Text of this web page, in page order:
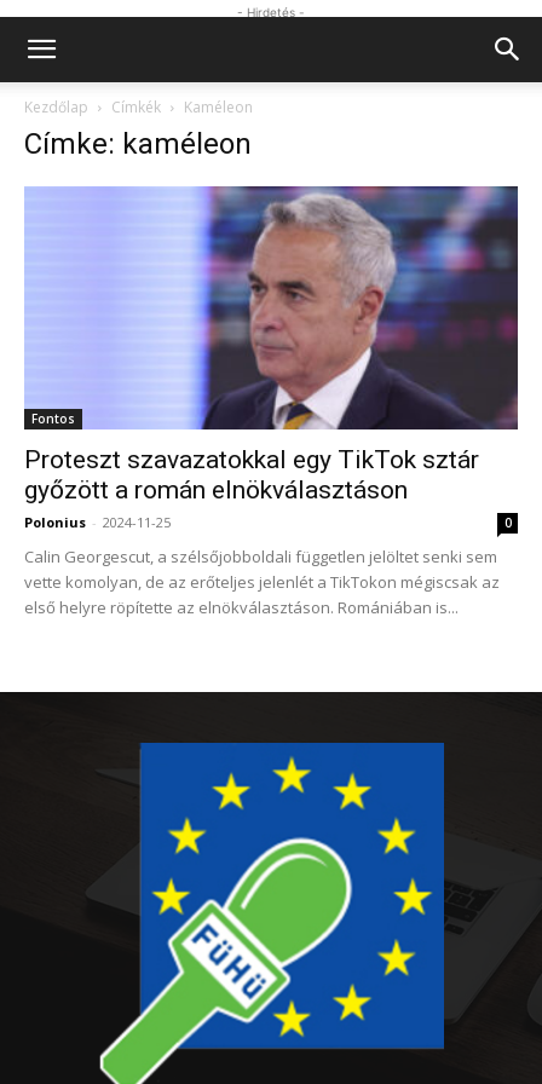
- Hirdetés -
Kezdőlap Címkék Kaméleon
Címke: kaméleon
Fontos
Proteszt szavazatokkal egy TikTok sztár
győzött a román elnökválasztáson
Polonius - 2024-11-25 0
Calin Georgescut, a szélsőjobboldali független jelöltet senki sem
vette komolyan, de az erőteljes jelenlét a TikTokon mégiscsak az
első helyre röpítette az elnökválasztáson. Romániában is...